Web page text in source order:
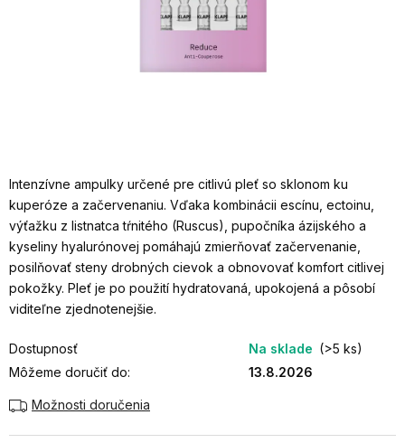
Intenzívne ampulky určené pre citlivú pleť so sklonom ku
kuperóze a začervenaniu. Vďaka kombinácii escínu, ectoinu,
výťažku z listnatca tŕnitého (Ruscus), pupočníka ázijského a
kyseliny hyalurónovej pomáhajú zmierňovať začervenanie,
posilňovať steny drobných cievok a obnovovať komfort citlivej
pokožky. Pleť je po použití hydratovaná, upokojená a pôsobí
viditeľne zjednotenejšie.
Dostupnosť Na sklade (>5 ks)
Môžeme doručiť do:
13.8.2026
Možnosti doručenia